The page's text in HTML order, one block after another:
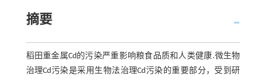
摘要
稻田重金属Cd的污染严重影响粮食品质和人类健康.微生物
治理Cd污染是采用生物法治理Cd污染的重要部分，受到研